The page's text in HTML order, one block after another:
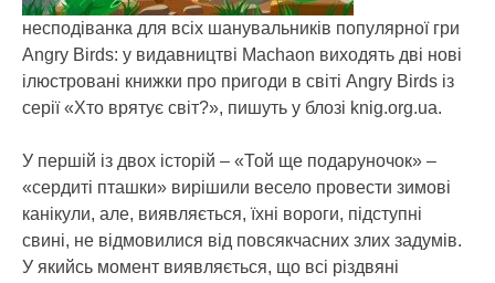
несподіванка для всіх шанувальників популярної гри
Angry Birds: у видавництві Machaon виходять дві нові
ілюстровані книжки про пригоди в світі Angry Birds із
серії «Хто врятує світ?», пишуть у блозі knig.org.ua.
У першій із двох історій – «Той ще подаруночок» –
«сердиті пташки» вирішили весело провести зимові
канікули, але, виявляється, їхні вороги, підступні
свині, не відмовилися від повсякчасних злих задумів.
У якийсь момент виявляється, що всі різдвяні